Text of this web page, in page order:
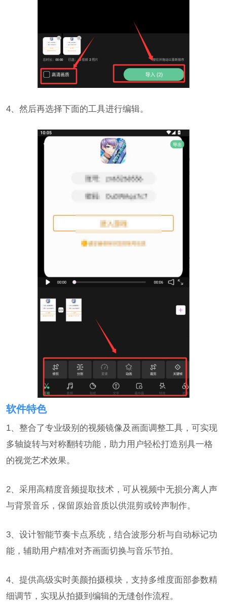
4、然后再选择下面的工具进行编辑。
软件特色
1、整合了专业级别的视频镜像及画面调整工具，可实现
多轴旋转与对称翻转功能，助力用户轻松打造别具一格
的视觉艺术效果。
2、采用高精度音频提取技术，可从视频中无损分离人声
与背景音乐，保留原始音质以供混剪或铃声制作。
3、设计智能节奏卡点系统，结合波形分析与自动标记功
能，辅助用户精准对齐画面切换与音乐节拍。
4、提供高级实时美颜拍摄模块，支持多维度面部参数精
细调节，实现从拍摄到编辑的无缝创作流程。